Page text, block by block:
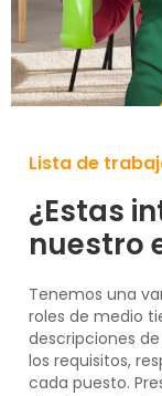
Lista de
¿Estas
nuestro
Tenemos una
roles de medio
descripciones
los requisitos,
cada puesto.